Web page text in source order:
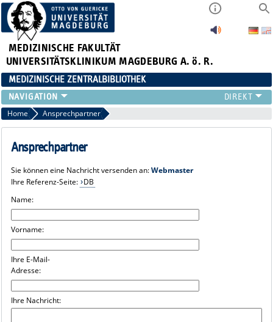
MEDIZINISCHE FAKULTÄT
UNIVERSITÄTSKLINIKUM MAGDEBURG A. ö. R.
MEDIZINISCHE ZENTRALBIBLIOTHEK
LITERATURSUCHE
SERVICE
INFORMATIONSKOMPETENZ
PUBLIZIEREN
SUCHE A-Z
Home Ansprechpartner
Ansprechpartner
Sie können eine Nachricht versenden an:Webmaster
Ihre Referenz-Seite: DB
Name:
Vorname:
Ihre E-Mail-
Adresse:
Ihre Nachricht: